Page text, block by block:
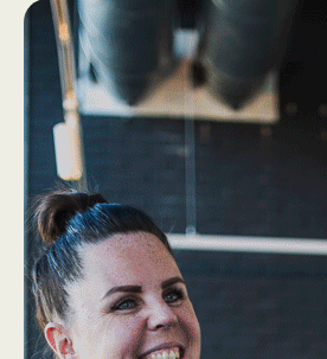
How we